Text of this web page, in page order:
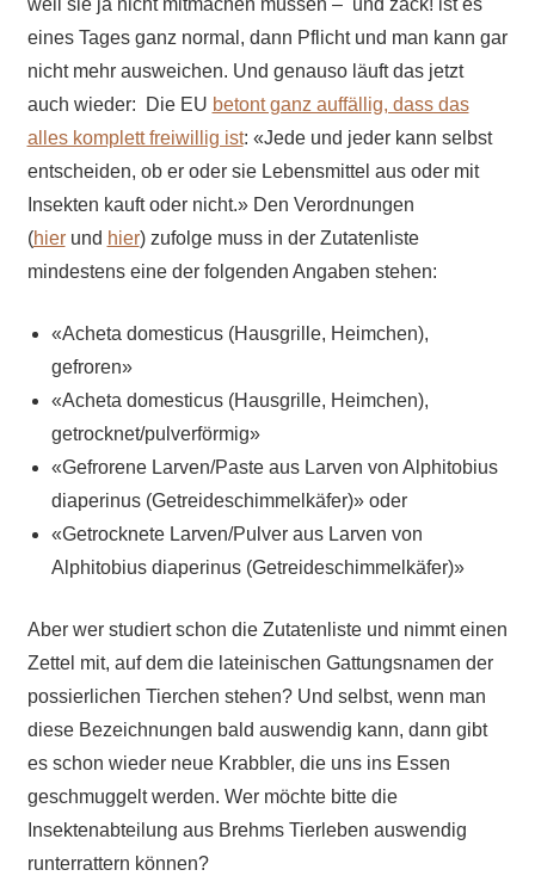
weil sie ja nicht mitmachen müssen – und zack! ist es
eines Tages ganz normal, dann Pflicht und man kann gar
nicht mehr ausweichen. Und genauso läuft das jetzt
auch wieder: Die EU betont ganz auffällig, dass das
alles komplett freiwillig ist: «Jede und jeder kann selbst
entscheiden, ob er oder sie Lebensmittel aus oder mit
Insekten kauft oder nicht.» Den Verordnungen
(hierund hier) zufolge muss in der Zutatenliste
mindestens eine der folgenden Angaben stehen:
«Acheta domesticus (Hausgrille, Heimchen),
gefroren»
«Acheta domesticus (Hausgrille, Heimchen),
getrocknet/pulverförmig»
«Gefrorene Larven/Paste aus Larven von Alphitobius
diaperinus (Getreideschimmelkäfer)» oder
«Getrocknete Larven/Pulver aus Larven von
Alphitobius diaperinus (Getreideschimmelkäfer)»
Aber wer studiert schon die Zutatenliste und nimmt einen
Zettel mit, auf dem die lateinischen Gattungsnamen der
possierlichen Tierchen stehen? Und selbst, wenn man
diese Bezeichnungen bald auswendig kann, dann gibt
es schon wieder neue Krabbler, die uns ins Essen
geschmuggelt werden. Wer möchte bitte die
Insektenabteilung aus Brehms Tierleben auswendig
runterrattern können?